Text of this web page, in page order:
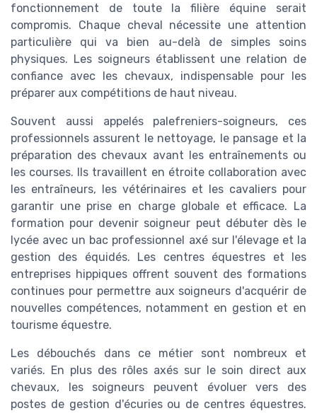
fonctionnement de toute la filière équine serait
compromis. Chaque cheval nécessite une attention
particulière qui va bien au-delà de simples soins
physiques. Les soigneurs établissent une relation de
confiance avec les chevaux, indispensable pour les
préparer aux compétitions de haut niveau.
Souvent aussi appelés palefreniers-soigneurs, ces
professionnels assurent le nettoyage, le pansage et la
préparation des chevaux avant les entraînements ou
les courses. Ils travaillent en étroite collaboration avec
les entraîneurs, les vétérinaires et les cavaliers pour
garantir une prise en charge globale et efficace. La
formation pour devenir soigneur peut débuter dès le
lycée avec un bac professionnel axé sur l'élevage et la
gestion des équidés. Les centres équestres et les
entreprises hippiques offrent souvent des formations
continues pour permettre aux soigneurs d'acquérir de
nouvelles compétences, notamment en gestion et en
tourisme équestre.
Les débouchés dans ce métier sont nombreux et
variés. En plus des rôles axés sur le soin direct aux
chevaux, les soigneurs peuvent évoluer vers des
postes de gestion d'écuries ou de centres équestres.